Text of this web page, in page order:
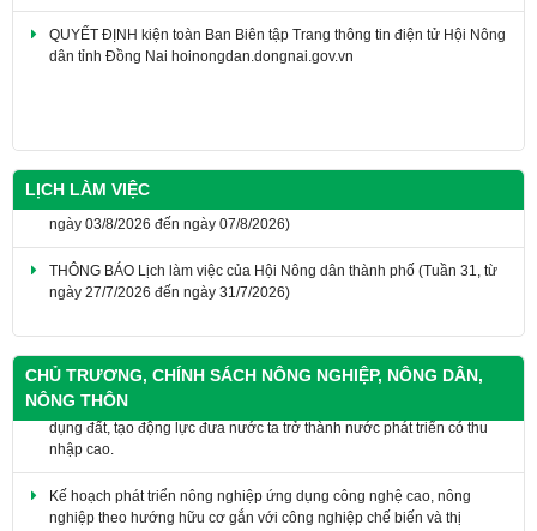
QUYẾT ĐỊNH kiện toàn Ban Biên tập Trang thông tin điện tử Hội Nông
dân tỉnh Đồng Nai hoinongdan.dongnai.gov.vn
LỊCH LÀM VIỆC
Thông báo lịch làm việc của Hội Nông dân thành phố(Tuần 32, từ
ngày 03/8/2026 đến ngày 07/8/2026)
THÔNG BÁO Lịch làm việc của Hội Nông dân thành phố (Tuần 31, từ
ngày 27/7/2026 đến ngày 31/7/2026)
CHỦ TRƯƠNG, CHÍNH SÁCH NÔNG NGHIỆP, NÔNG DÂN,
NÔNG THÔN
Nghị quyết số 18-NQ/TW ngày 16/6/2022 về tiếp tục đổi mới, hoàn
thiện thể chế, chính sách, nâng cao hiệu lực, hiệu quả quản lý và sử
dụng đất, tạo động lực đưa nước ta trở thành nước phát triển có thu
nhập cao.
Kế hoạch phát triển nông nghiệp ứng dụng công nghệ cao, nông
nghiệp theo hướng hữu cơ gắn với công nghiệp chế biến và thị
trường tiêu thụ sản phẩm trên địa bàn tỉnh Đồng Nai đến năm 2025